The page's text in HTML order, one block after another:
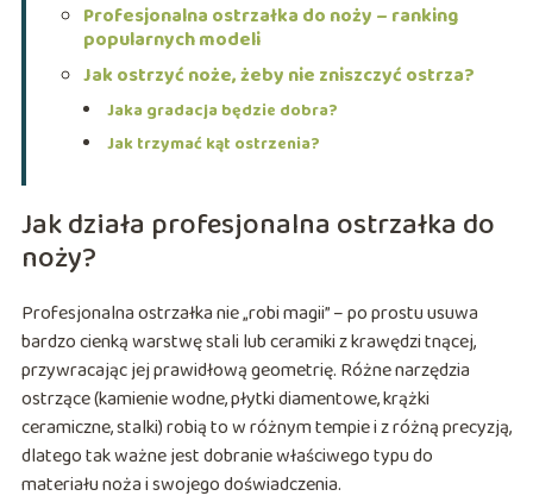
Profesjonalna ostrzałka do noży – ranking
popularnych modeli
Jak ostrzyć noże, żeby nie zniszczyć ostrza?
Jaka gradacja będzie dobra?
Jak trzymać kąt ostrzenia?
Jak działa profesjonalna ostrzałka do
noży?
Profesjonalna ostrzałka nie „robi magii” – po prostu usuwa
bardzo cienką warstwę stali lub ceramiki z krawędzi tnącej,
przywracając jej prawidłową geometrię. Różne narzędzia
ostrzące (kamienie wodne, płytki diamentowe, krążki
ceramiczne, stalki) robią to w różnym tempie i z różną precyzją,
dlatego tak ważne jest dobranie właściwego typu do
materiału noża i swojego doświadczenia.